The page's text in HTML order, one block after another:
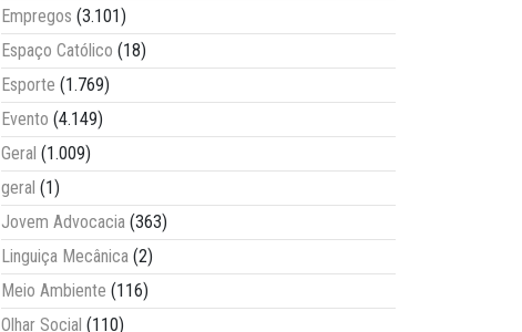
Empregos (3.101)
Espaço Católico (18)
Esporte (1.769)
Evento (4.149)
Geral (1.009)
geral (1)
Jovem Advocacia (363)
Linguiça Mecânica (2)
Meio Ambiente (116)
Olhar Social (110)